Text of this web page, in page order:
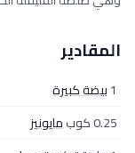
المقادير
1بيضة كبيرة
0.25 كوب
مايونيز